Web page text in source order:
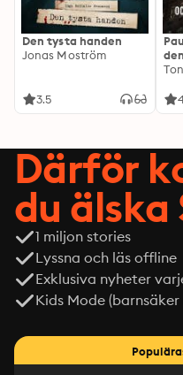
Den tysta handen
Jonas Moström
3.5
Därför
du
1 miljon stories
Lyssna och läs offline
Exklusiva nyheter
Kids Mode (barnsäker